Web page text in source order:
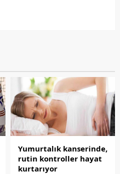
Yumurtalık kanserinde,
rutin kontroller hayat
kurtarıyor